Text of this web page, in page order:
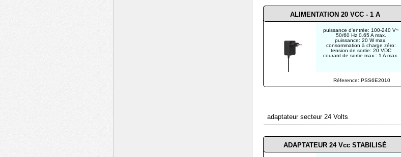
Réference: PSS6E2010
ALIMENTATION 20 VCC - 1 A
puissance d'entrée: 100-240 V~
50/60 Hz 0.65 A max.
puissance: 20 W max.
consommation à charge zéro:
tension de sortie: 20 VDC
courant de sortie max.: 1 A max.
ADAPTATEUR 24 Vcc STABILISÉ
adaptateur secteur 24 Volts